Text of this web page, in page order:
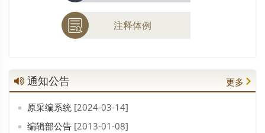
注释体例
通知公告 更多
原采编系统 [2024-03-14]
编辑部公告 [2013-01-08]